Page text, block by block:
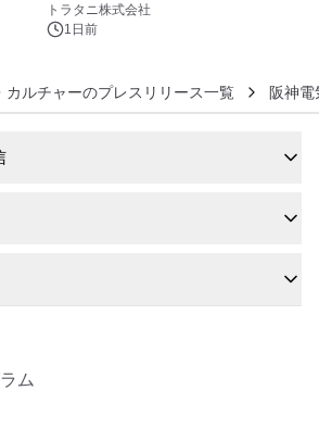
トラタニ株式会社
1日前
カルチャーのプレスリリース一覧 阪神
ム